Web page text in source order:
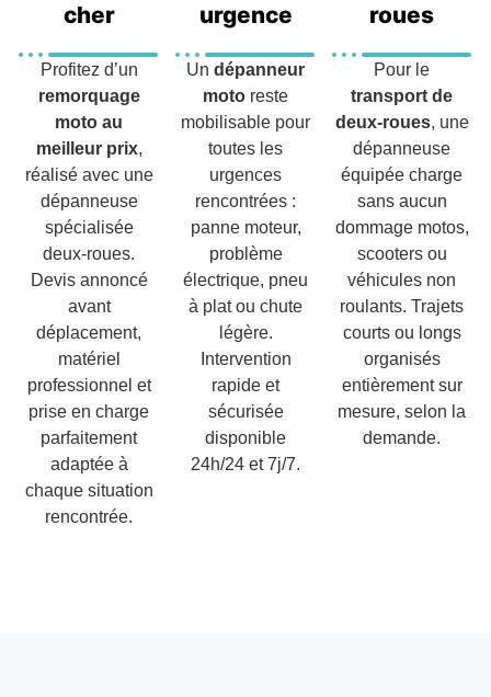
cher
Profitez d’un
remorquage
moto au
meilleur prix,
réalisé avec une
dépanneuse
spécialisée
deux-roues.
Devis annoncé
avant
déplacement,
matériel
professionnel et
prise en charge
parfaitement
adaptée à
chaque situation
rencontrée.
urgence
Un dépanneur
moto reste
mobilisable pour
toutes les
urgences
rencontrées :
panne moteur,
problème
électrique, pneu
à plat ou chute
légère.
Intervention
rapide et
sécurisée
disponible
24h/24 et 7j/7.
roues
Pour le
transport de
deux-roues, une
dépanneuse
équipée charge
sans aucun
dommage motos,
scooters ou
véhicules non
roulants. Trajets
courts ou longs
organisés
entièrement sur
mesure, selon la
demande.